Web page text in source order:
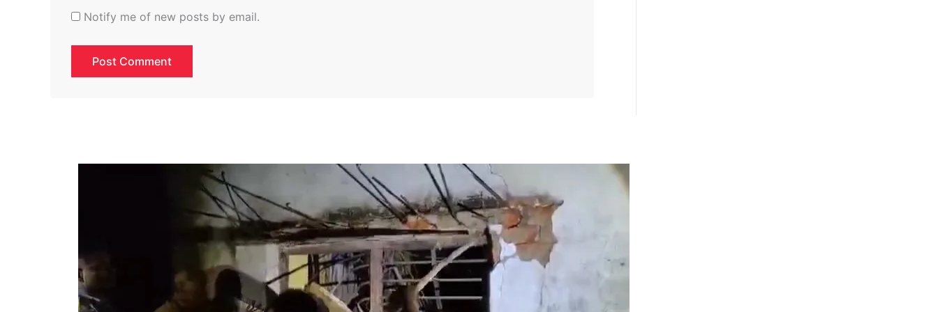
Notify me of new posts by email.